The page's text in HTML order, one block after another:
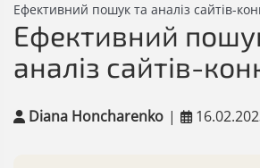
Ефективний пошук та аналіз сайтів-
Ефективний
аналіз сайтів-
Diana Honcharenko |